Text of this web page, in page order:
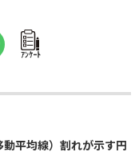
ｱﾝｹｰﾄ
動平均線）割れが示す円